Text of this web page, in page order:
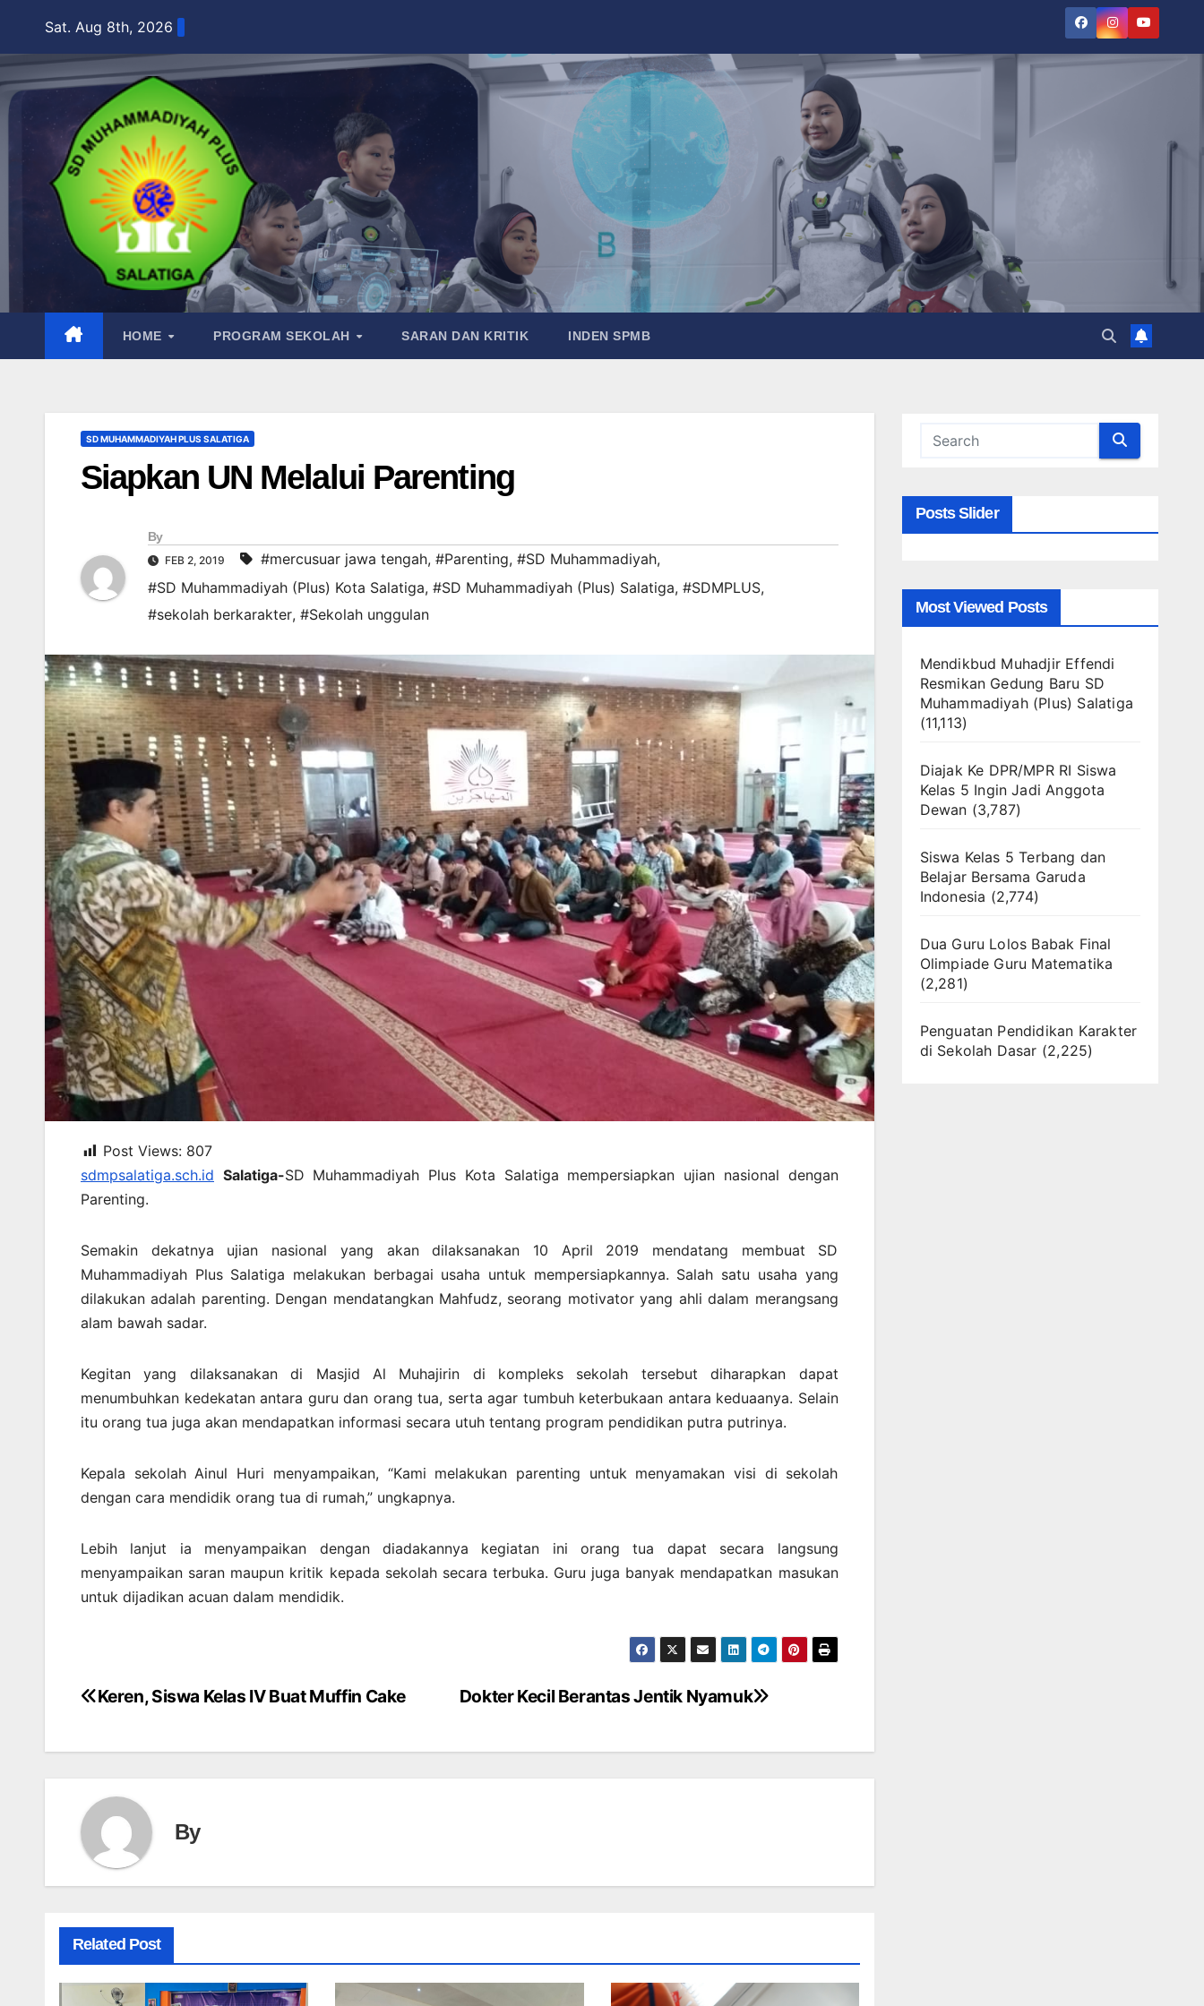
content
Sat. Aug 8th, 2026
HOME PROGRAM SEKOLAH SARAN DAN KRITIK INDEN SPMB
SD MUHAMMADIYAH PLUS SALATIGA
Siapkan UN Melalui Parenting
By
FEB 2, 2019 #mercusuar jawa tengah, #Parenting, #SD Muhammadiyah,
#SD Muhammadiyah (Plus) Kota Salatiga, #SD Muhammadiyah (Plus) Salatiga, #SDMPLUS,
#sekolah berkarakter, #Sekolah unggulan
Post Views: 807
sdmpsalatiga.sch.id Salatiga-SD Muhammadiyah Plus Kota Salatiga mempersiapkan ujian nasional dengan
Parenting.
Semakin dekatnya ujian nasional yang akan dilaksanakan 10 April 2019 mendatang membuat SD
Muhammadiyah Plus Salatiga melakukan berbagai usaha untuk mempersiapkannya. Salah satu usaha yang
dilakukan adalah parenting. Dengan mendatangkan Mahfudz, seorang motivator yang ahli dalam merangsang
alam bawah sadar.
Kegitan yang dilaksanakan di Masjid Al Muhajirin di kompleks sekolah tersebut diharapkan dapat
menumbuhkan kedekatan antara guru dan orang tua, serta agar tumbuh keterbukaan antara keduaanya. Selain
itu orang tua juga akan mendapatkan informasi secara utuh tentang program pendidikan putra putrinya.
Kepala sekolah Ainul Huri menyampaikan, “Kami melakukan parenting untuk menyamakan visi di sekolah
dengan cara mendidik orang tua di rumah,” ungkapnya.
Lebih lanjut ia menyampaikan dengan diadakannya kegiatan ini orang tua dapat secara langsung
menyampaikan saran maupun kritik kepada sekolah secara terbuka. Guru juga banyak mendapatkan masukan
untuk dijadikan acuan dalam mendidik.
Post
Dokter Kecil Berantas Jentik Nyamuk
Keren, Siswa Kelas IV Buat Muffin Cake
By
Related Post
Posts Slider
Most Viewed Posts
Mendikbud Muhadjir Effendi
Resmikan Gedung Baru SD
Muhammadiyah (Plus) Salatiga
(11,113)
Diajak Ke DPR/MPR RI Siswa
Kelas 5 Ingin Jadi Anggota
Dewan (3,787)
Siswa Kelas 5 Terbang dan
Belajar Bersama Garuda
Indonesia (2,774)
Dua Guru Lolos Babak Final
Olimpiade Guru Matematika
(2,281)
Penguatan Pendidikan Karakter
di Sekolah Dasar (2,225)